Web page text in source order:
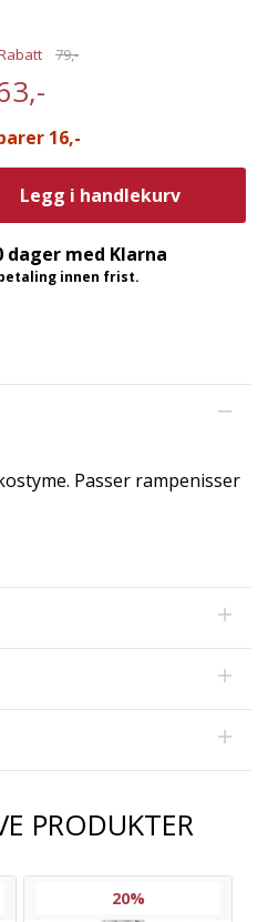
79,-
16,-
Legg i handlekurv
dager med Klarna
innen frist.
Passer rampenisser
PRODUKTER
20%